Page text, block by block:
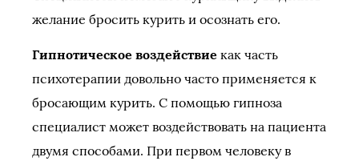
желание бросить курить и осознать его.
Гипнотическое воздействие как часть
психотерапии довольно часто применяется к
бросающим курить. С помощью гипноза
специалист может воздействовать на пациента
двумя способами. При первом человеку в